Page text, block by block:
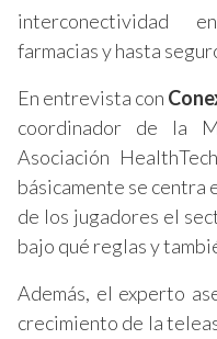
interconectividad
farmacias y hasta
En entrevista con
coordinador de la
Asociación
básicamente se centra
de los jugadores el
bajo qué reglas y
Además, el experto
crecimiento de la